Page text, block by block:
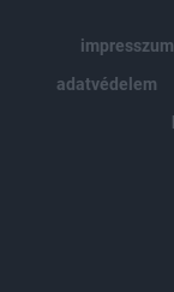
impresszum
adatvédelem